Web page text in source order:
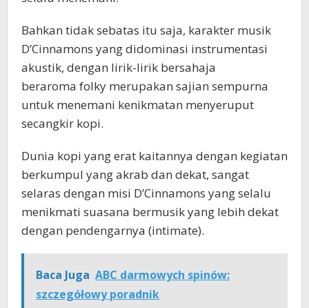
Bahkan tidak sebatas itu saja, karakter musik
D’Cinnamons yang didominasi instrumentasi
akustik, dengan lirik-lirik bersahaja
beraroma folky merupakan sajian sempurna
untuk menemani kenikmatan menyeruput
secangkir kopi.
Dunia kopi yang erat kaitannya dengan kegiatan
berkumpul yang akrab dan dekat, sangat
selaras dengan misi D’Cinnamons yang selalu
menikmati suasana bermusik yang lebih dekat
dengan pendengarnya (intimate).
Baca Juga ABC darmowych spinów:
szczegółowy poradnik